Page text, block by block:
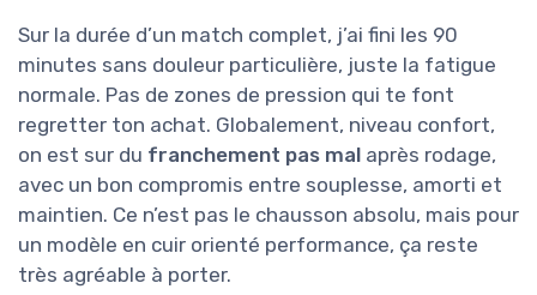
Sur la durée d’un match complet, j’ai fini les 90
minutes sans douleur particulière, juste la fatigue
normale. Pas de zones de pression qui te font
regretter ton achat. Globalement, niveau confort,
on est sur du franchement pas mal après rodage,
avec un bon compromis entre souplesse, amorti et
maintien. Ce n’est pas le chausson absolu, mais pour
un modèle en cuir orienté performance, ça reste
très agréable à porter.